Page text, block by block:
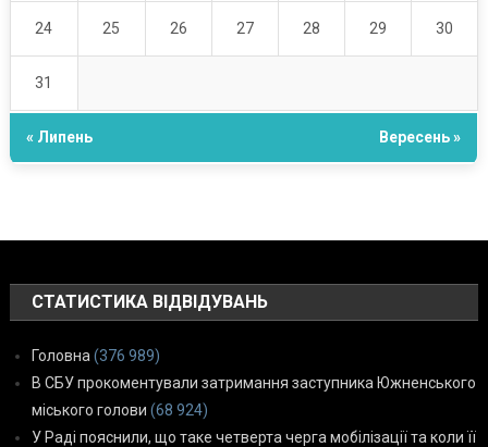
24 25 26 27 28 29 30
31
« Липень Вересень »
СТАТИСТИКА ВІДВІДУВАНЬ
Головна (376 989)
В СБУ прокоментували затримання заступника Южненського
міського голови (68 924)
У Раді пояснили, що таке четверта черга мобілізації та коли її